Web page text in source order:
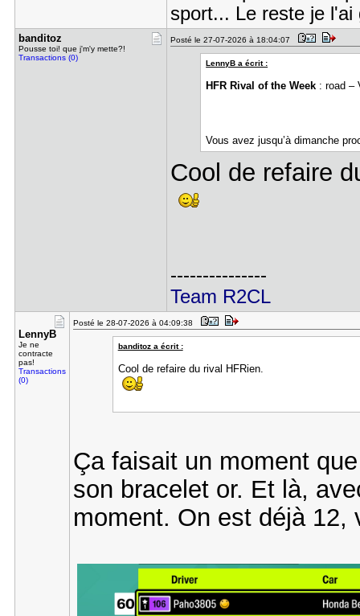
sport... Le reste je
banditoz
Pousse toi! que j'm'y mette?!
Transactions (0)
Posté le 27-07-2026 à 18:04:07
LennyB a écrit :
HFR Rival of the Week : road –
Vous avez jusqu’à dimanche
Cool de refaire
---------------
Team R2CL
LennyB
Je ne
contracte
pas!
Transactions
(0)
Posté le 28-07-2026 à 04:09:38
banditoz a écrit :
Cool de refaire du rival HFRien.
Ça faisait un moment
son bracelet or. Et là,
moment. On est déjà 12,